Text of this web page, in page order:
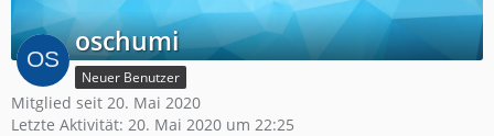
oschumi
Neuer Benutzer
Mitglied seit 20. Mai 2020
Letzte Aktivität: 20. Mai 2020 um 22:25